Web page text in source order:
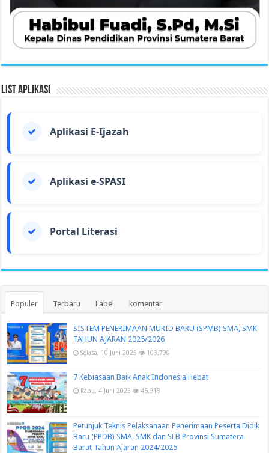
List Aplikasi
Aplikasi E-Ijazah
Aplikasi e-SPASI
Portal Literasi
Populer Terbaru Label komentar
SISTEM PENERIMAAN MURID BARU (SPMB) SMA, SMK
TAHUN AJARAN 2025/2026
Selasa, 10 Juni 2025 103,790
7 Kebiasaan Baik Anak Indonesia Hebat
Rabu, 4 Juni 2025 46,918
Petunjuk Teknis Pelaksanaan Penerimaan Peserta Didik
Baru (PPDB) SMA, SMK dan SLB Provinsi Sumatera
Barat Tahun Ajaran 2024/2025